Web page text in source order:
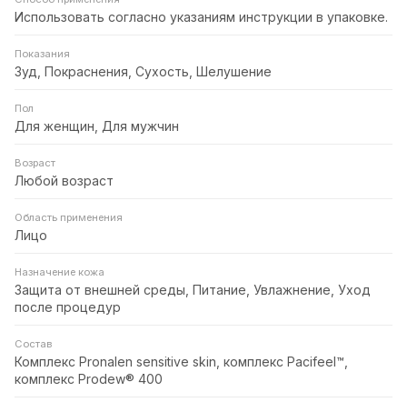
Использовать согласно указаниям инструкции в упаковке.
Показания
Зуд, Покраснения, Сухость, Шелушение
Пол
Для женщин, Для мужчин
Возраст
Любой возраст
Область применения
Лицо
Назначение кожа
Защита от внешней среды, Питание, Увлажнение, Уход
после процедур
Состав
Комплекс Pronalen sensitive skin, комплекс Pacifeel™,
комплекс Prodew® 400